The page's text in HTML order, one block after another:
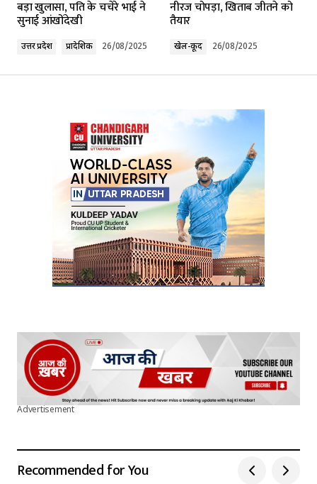
Your Name*
Your E-mail*
Submit Comment
बड़ा खुलासा, पति के चचेरे भाई ने
सुनाई आंखोंदेखी
उत्तर प्रदेश प्रादेशिक 26/08/2025
नीरज चोपड़ा, खिताब जीतने को
तैयार
खेल-कूद 26/08/2025
Advertisement
Recommended for You